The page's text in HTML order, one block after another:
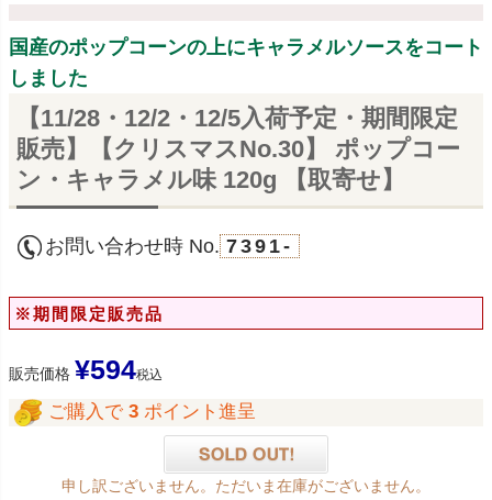
国産のポップコーンの上にキャラメルソースをコート
しました
【11/28・12/2・12/5入荷予定・期間限定
販売】【クリスマスNo.30】 ポップコー
ン・キャラメル味 120g 【取寄せ】
お問い合わせ時 No. 7391-
※期間限定販売品
販売価格 ¥594税込
ご購入で 3 ポイント進呈
申し訳ございません。ただいま在庫がございません。